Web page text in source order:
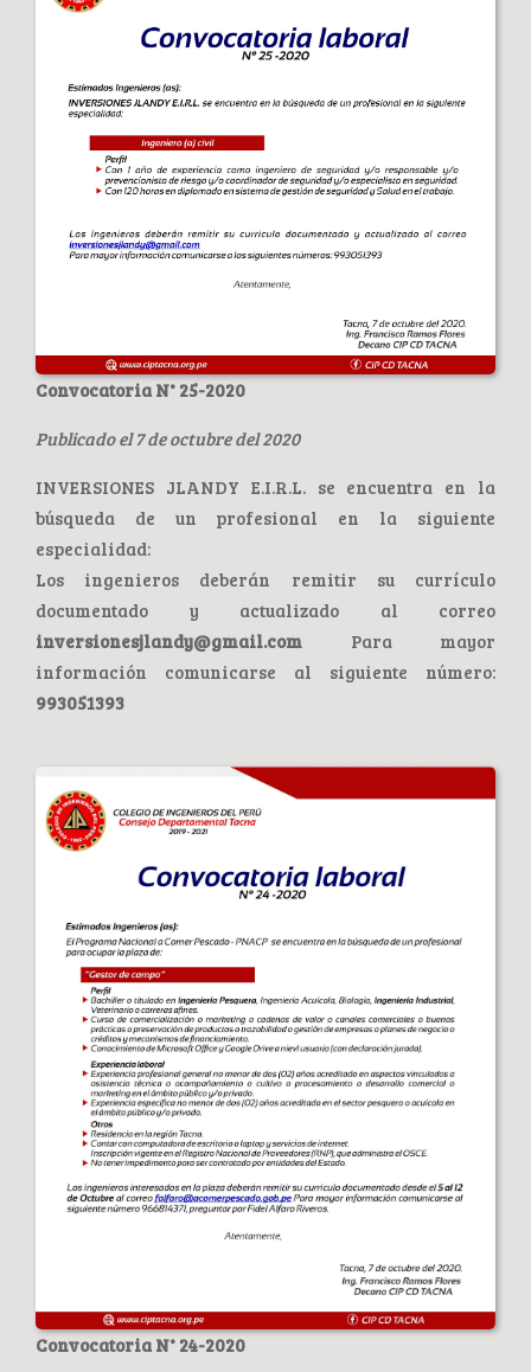
Convocatoria N° 25-2020
Publicado el 7 de octubre del 2020
INVERSIONES JLANDY E.I.R.L. se encuentra en la
búsqueda de un profesional en la siguiente
especialidad:
Los ingenieros deberán remitir su currículo
documentado y actualizado al correo
inversionesjlandy@gmail.com Para mayor
información comunicarse al siguiente número:
993051393
Convocatoria N° 24-2020